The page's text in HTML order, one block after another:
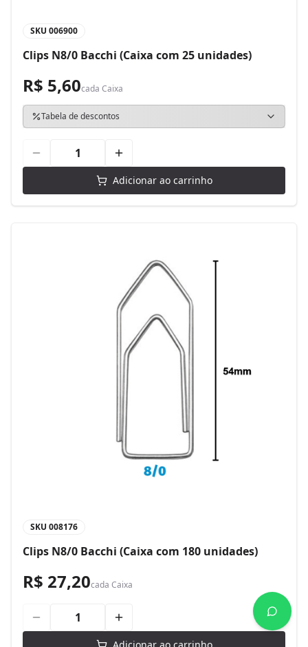
SKU 006900
Clips N8/0 Bacchi (Caixa com 25 unidades)
R$ 5,60cada Caixa
Tabela de descontos
Adicionar ao carrinho
SKU 008176
Clips N8/0 Bacchi (Caixa com 180 unidades)
R$ 27,20cada Caixa